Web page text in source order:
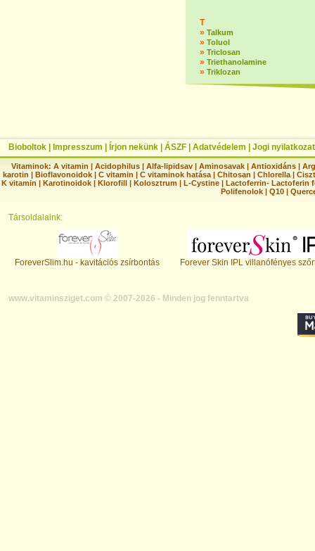
T
» Talkum
» Toluol
» Triclosan
» Triethanolamine
» Triklozan
Bioboltok Impresszum Írjon nekünk ÁSZF Adatvédelem Jogi nyilatkozat
Vitaminok: A vitamin |Acidophilus |Alfa-lipidsav |Aminosavak |Antioxidáns |
karotin | Bioflavonoidok | C vitamin | C vitaminok hatása | Chitosan | Chlorella |
K vitamin | Karotinoidok | Klorofill | Kolosztrum | L-Cystine | Lactoferrin- Lactoferin
Polifenolok |Q10 |
Társoldalaink:
ForeverSlim.hu - kavitációs zsírbontás Forever Skin IPL villanófényes
www.vitaminsziget.com © 2007-2026 - Minden jog fenntartva